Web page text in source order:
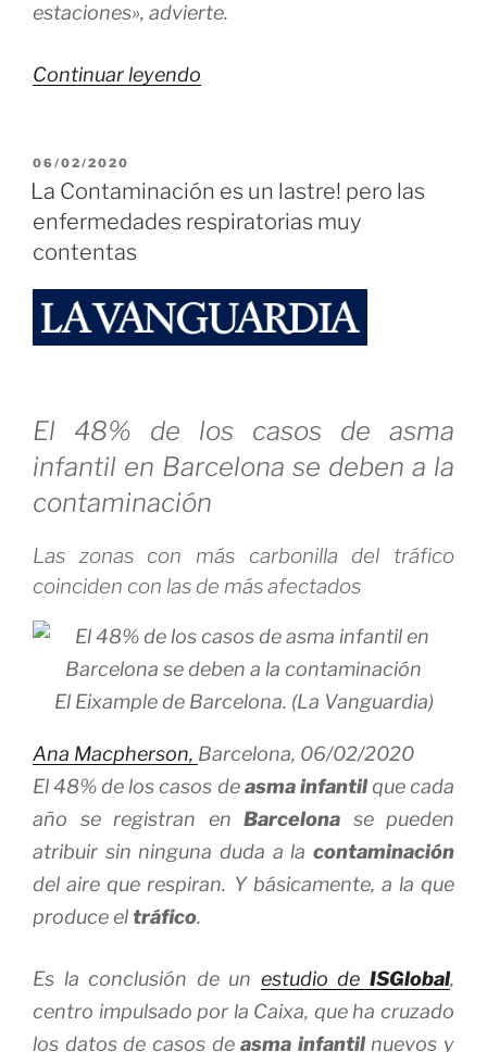
estaciones», advierte.
Continuar leyendo
viene»
PUBLICADO
EL
06/02/2020
La Contaminación es un lastre! pero las
enfermedades respiratorias muy
contentas
El 48% de los casos de asma
infantil en Barcelona se deben a la
contaminación
Las zonas con más carbonilla del tráfico
coinciden con las de más afectados
El Eixample de Barcelona. (La Vanguardia)
Ana Macpherson, Barcelona, 06/02/2020
El 48% de los casos deasma infantilque cada
año se registran en Barcelona se pueden
atribuir sin ninguna duda a la contaminación
del aire que respiran. Y básicamente, a la que
produce el tráfico.
Es la conclusión de un estudio deISGlobal,
centro impulsado por la Caixa, que ha cruzado
los datos de casos deasma infantil nuevos y